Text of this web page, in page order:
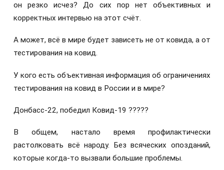
он резко исчез? До сих пор нет объективных и
корректных интервью на этот счёт.
А может, всё в мире будет зависеть не от ковида, а от
тестирования на ковид.
У кого есть объективная информация об ограничениях
тестирования на ковид в России и в мире?
Донбасс-22, победил Ковид-19 ?????
В общем, настало время профилактически
растолковать всё народу. Без всяческих опозданий,
которые когда-то вызвали большие проблемы.​